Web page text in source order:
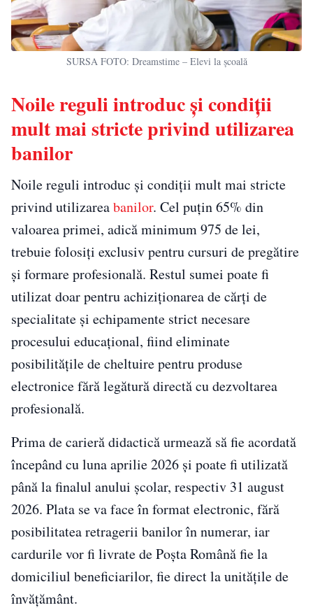
SURSA FOTO: Dreamstime – Elevi la școală
Noile reguli introduc și condiții
mult mai stricte privind utilizarea
banilor
Noile reguli introduc și condiții mult mai stricte
privind utilizareabanilor. Cel puțin 65% din
valoarea primei, adică minimum 975 de lei,
trebuie folosiți exclusiv pentru cursuri de pregătire
și formare profesională. Restul sumei poate fi
utilizat doar pentru achiziționarea de cărți de
specialitate și echipamente strict necesare
procesului educațional, fiind eliminate
posibilitățile de cheltuire pentru produse
electronice fără legătură directă cu dezvoltarea
profesională.
Prima de carieră didactică urmează să fie acordată
începând cu luna aprilie 2026 și poate fi utilizată
până la finalul anului școlar, respectiv 31 august
2026. Plata se va face în format electronic, fără
posibilitatea retragerii banilor în numerar, iar
cardurile vor fi livrate dePoșta Românăfie la
domiciliul beneficiarilor, fie direct la unitățile de
învățământ.